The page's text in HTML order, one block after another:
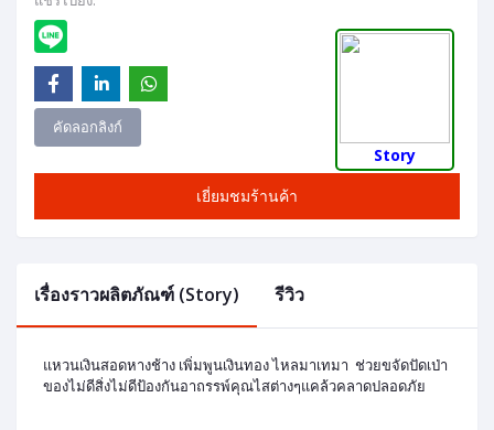
คัดลอกลิงก์
เยี่ยมชมร้านค้า
Story
เรื่องราวผลิตภัณฑ์ (Story) รีวิว
แหวนเงินสอดหางช้าง เพิ่มพูนเงินทอง ไหลมาเทมา ช่วยขจัดปัดเป่า
ของไม่ดีสิ่งไม่ดีป้องกันอาถรรพ์คุณไสต่างๆแคล้วคลาดปลอดภัย